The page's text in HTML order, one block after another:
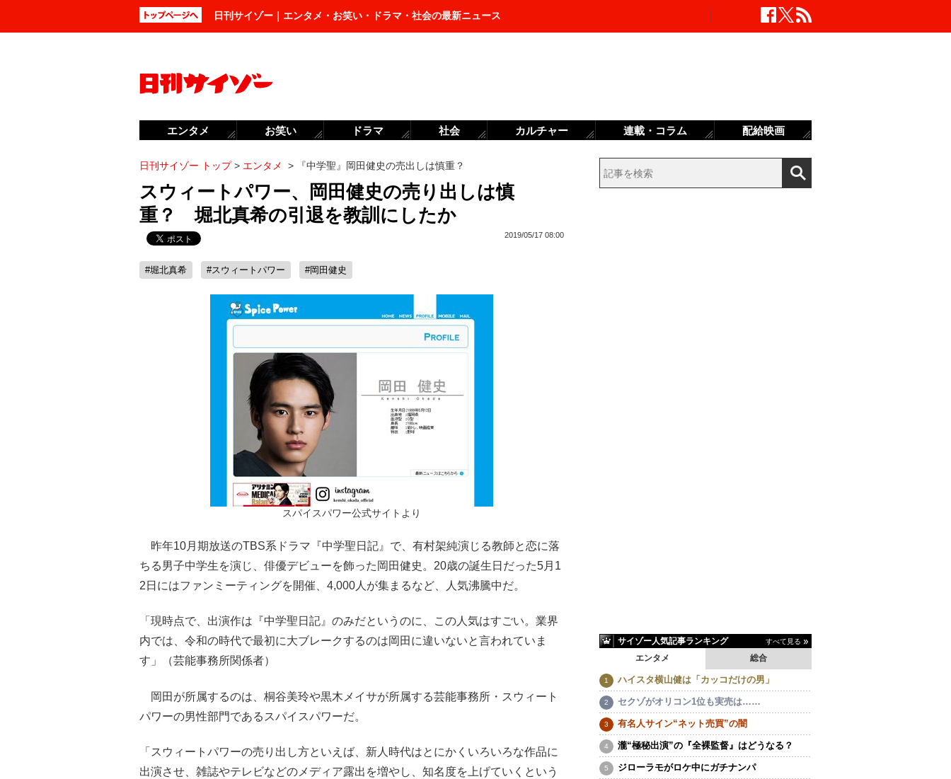
日刊サイゾー｜エンタメ・お笑い・ドラマ・社会の最新ニュース
日刊サイゾー トップ> エンタメ > 『中学聖』岡田健史の売出しは慎重？
スウィートパワー、岡田健史の売り出しは慎
重？ 堀北真希の引退を教訓にしたか
2019/05/17 08:00
#堀北真希 #スウィートパワー #岡田健史
スパイスパワー公式サイトより
昨年10月期放送のTBS系ドラマ『中学聖日記』で、有村架純演じる教師と恋に落
ちる男子中学生を演じ、俳優デビューを飾った岡田健史。20歳の誕生日だった5月1
2日にはファンミーティングを開催、4,000人が集まるなど、人気沸騰中だ。
「現時点で、出演作は『中学聖日記』のみだというのに、この人気はすごい。業界
内では、令和の時代で最初に大ブレークするのは岡田に違いないと言われていま
す」（芸能事務所関係者）
岡田が所属するのは、桐谷美玲や黒木メイサが所属する芸能事務所・スウィート
パワーの男性部門であるスパイスパワーだ。
「スウィートパワーの売り出し方といえば、新人時代はとにかくいろいろな作品に
出演させ、雑誌やテレビなどのメディア露出を増やし、知名度を上げていくという
サイゾー人気記事ランキング すべて見る
エンタメ 総合
ハイスタ横山健は「カッコだけの男」
セクゾがオリコン1位も実売は……
有名人サイン“ネット売買”の闇
瀧“極秘出演”の『全裸監督』はどうなる？
ジローラモがロケ中にガチナンパ
エンタメ お笑い ドラマ 社会 カルチャー 連載・コラム 配給映画